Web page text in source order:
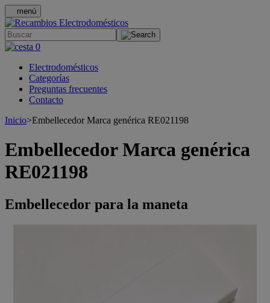
menú
0
Electrodomésticos
Categorías
Preguntas frecuentes
Contacto
Inicio>Embellecedor Marca genérica RE021198
Embellecedor Marca genérica
RE021198
Embellecedor para la maneta